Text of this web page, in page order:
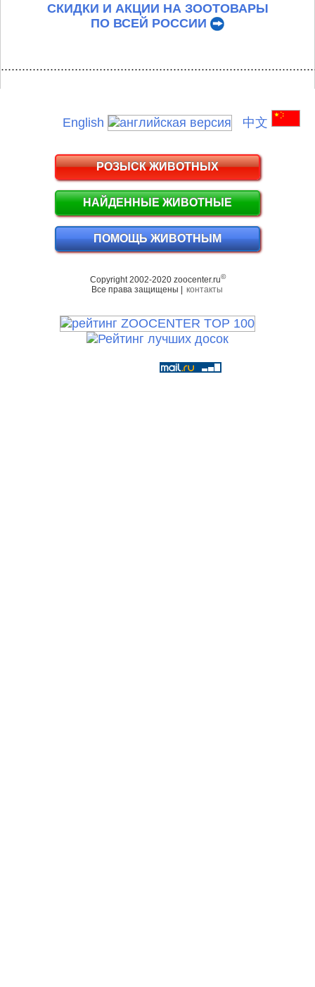
СКИДКИ И АКЦИИ НА ЗООТОВАРЫ
ПО ВСЕЙ РОССИИ
English 中文
РОЗЫСК ЖИВОТНЫХ
НАЙДЕННЫЕ ЖИВОТНЫЕ
ПОМОЩЬ ЖИВОТНЫМ
Copyright 2002-2020 zoocenter.ru©
Все права защищены | контакты